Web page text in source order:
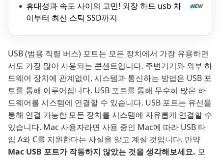
휴대성과 속도 사이의 고민! 외장 하드 usb 차
이부터 최신 스틱 SSD까지
USB (범용 직렬 버스) 포트는 모든 장치에서 가장 유용하면
서도 가장 많이 사용되는 콘센트입니다. 주변기기와 외부 하
드웨어 장치에 관계없이, 시스템과 통신하는 방법은 USB 포
트를 통해 이루어집니다. USB 포트를 통해 무수히 많은 하
드웨어를 시스템에 연결할 수 있습니다. USB 포트는 유선을
통해 연결 가능한 모든 장치를 시스템에 자유롭게 연결할 수
있습니다. Mac 사용자라면 사용 중인 Mac에 따라 USB 타
입 A와 C를 지원한다는 사실을 알고 계실 것입니다. 만약
Mac USB 포트가 작동하지 않았는 것을 생각해보세요. 모